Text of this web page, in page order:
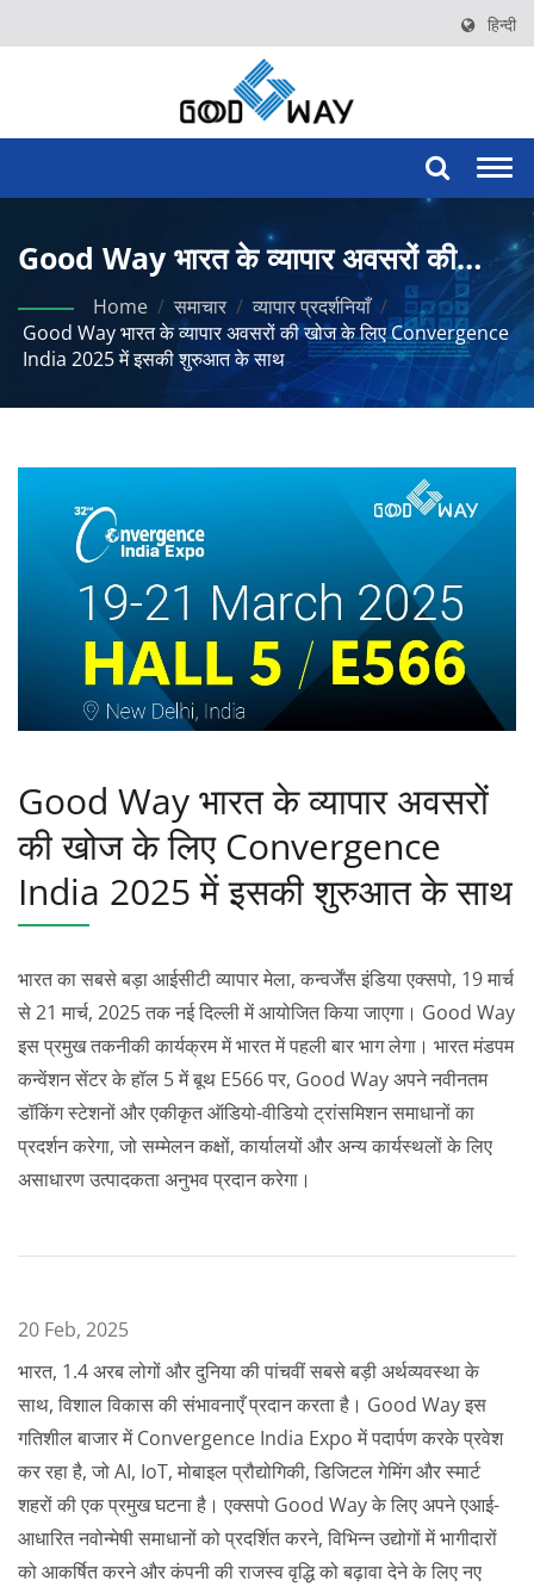
हिन्दी
Good Way भारत के व्यापार अवसरों की
खोज के लिए Convergence India 2025
में इसकी शुरुआत के साथ
Home / समाचार / व्यापार प्रदर्शनियाँ /
Good Way भारत के व्यापार अवसरों की खोज के लिए Convergence
India 2025 में इसकी शुरुआत के साथ
Good Way भारत के व्यापार अवसरों
की खोज के लिए Convergence
India 2025 में इसकी शुरुआत के साथ
भारत का सबसे बड़ा आईसीटी व्यापार मेला, कन्वर्जेंस इंडिया एक्सपो, 19 मार्च
से 21 मार्च, 2025 तक नई दिल्ली में आयोजित किया जाएगा। Good Way
इस प्रमुख तकनीकी कार्यक्रम में भारत में पहली बार भाग लेगा। भारत मंडपम
कन्वेंशन सेंटर के हॉल 5 में बूथ E566 पर, Good Way अपने नवीनतम
डॉकिंग स्टेशनों और एकीकृत ऑडियो-वीडियो ट्रांसमिशन समाधानों का
प्रदर्शन करेगा, जो सम्मेलन कक्षों, कार्यालयों और अन्य कार्यस्थलों के लिए
असाधारण उत्पादकता अनुभव प्रदान करेगा।
20 Feb, 2025
भारत, 1.4 अरब लोगों और दुनिया की पांचवीं सबसे बड़ी अर्थव्यवस्था के
साथ, विशाल विकास की संभावनाएँ प्रदान करता है। Good Way इस
गतिशील बाजार में Convergence India Expo में पदार्पण करके प्रवेश
कर रहा है, जो AI, IoT, मोबाइल प्रौद्योगिकी, डिजिटल गेमिंग और स्मार्ट
शहरों की एक प्रमुख घटना है। एक्सपो Good Way के लिए अपने एआई-
आधारित नवोन्मेषी समाधानों को प्रदर्शित करने, विभिन्न उद्योगों में भागीदारों
को आकर्षित करने और कंपनी की राजस्व वृद्धि को बढ़ावा देने के लिए नए